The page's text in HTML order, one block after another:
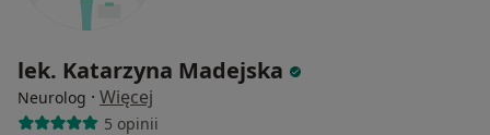
lek. Katarzyna Madejska
Neurolog · Więcej
5 opinii